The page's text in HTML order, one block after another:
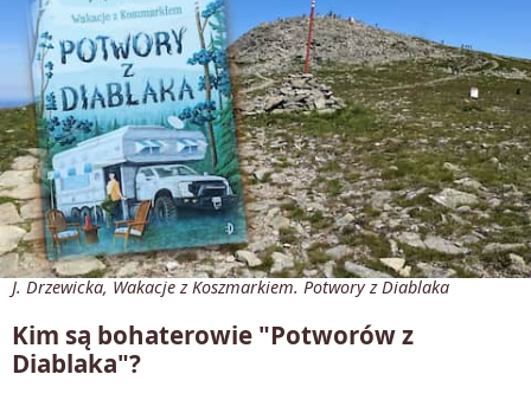
J. Drzewicka, Wakacje z Koszmarkiem. Potwory z Diablaka
Kim są bohaterowie "Potworów z
Diablaka"?